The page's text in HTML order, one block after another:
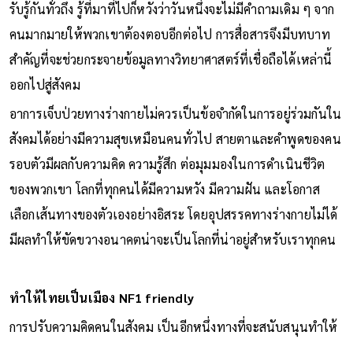
รับรู้กันทั่วถึง รู้ที่มาที่ไปก็หวังว่าวันหนึ่งจะไม่มีคำถามเดิม ๆ จาก
คนมากมายให้พวกเขาต้องตอบอีกต่อไป การสื่อสารจึงมีบทบาท
สำคัญที่จะช่วยกระจายข้อมูลทางวิทยาศาสตร์ที่เชื่อถือได้เหล่านี้
ออกไปสู่สังคม
อาการเจ็บป่วยทางร่างกายไม่ควรเป็นข้อจำกัดในการอยู่ร่วมกันใน
สังคมได้อย่างมีความสุขเหมือนคนทั่วไป สายตาและคำพูดของคน
รอบตัวมีผลกับความคิด ความรู้สึก ต่อมุมมองในการดำเนินชีวิต
ของพวกเขา โลกที่ทุกคนได้มีความหวัง มีความฝัน และโอกาส
เลือกเส้นทางของตัวเองอย่างอิสระ โดยอุปสรรคทางร่างกายไม่ได้
มีผลทำให้ขัดขวางอนาคตน่าจะเป็นโลกที่น่าอยู่สำหรับเราทุกคน
ทำให้ไทยเป็นเมือง NF1 friendly
การปรับความคิดคนในสังคม เป็นอีกหนึ่งทางที่จะสนับสนุนทำให้